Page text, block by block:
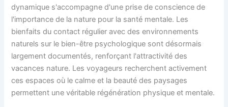
dynamique s'accompagne d'une prise de conscience de
l'importance de la nature pour la santé mentale. Les
bienfaits du contact régulier avec des environnements
naturels sur le bien-être psychologique sont désormais
largement documentés, renforçant l'attractivité des
vacances nature. Les voyageurs recherchent activement
ces espaces où le calme et la beauté des paysages
permettent une véritable régénération physique et mentale.